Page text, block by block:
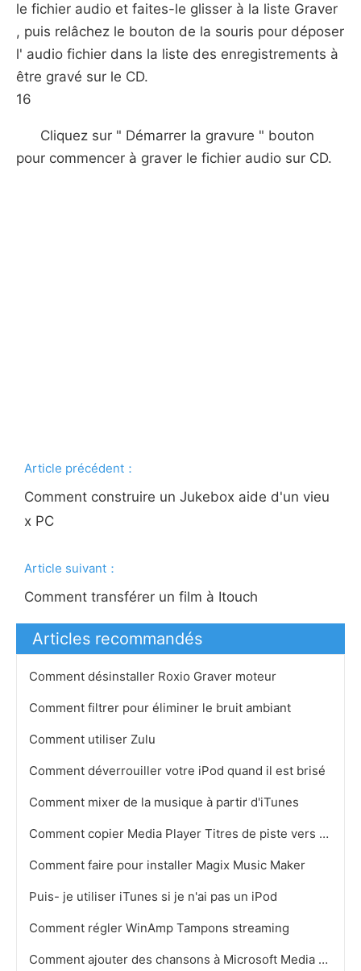
le fichier audio et faites-le glisser à la liste Graver
, puis relâchez le bouton de la souris pour déposer
l' audio fichier dans la liste des enregistrements à
être gravé sur le CD.
16
Cliquez sur " Démarrer la gravure " bouton
pour commencer à graver le fichier audio sur CD.
Article précédent：
Comment construire un Jukebox aide d'un vieu
x PC
Article suivant：
Comment transférer un film à Itouch
Articles recommandés
Comment désinstaller Roxio Graver moteur
Comment filtrer pour éliminer le bruit ambiant
Comment utiliser Zulu
Comment déverrouiller votre iPod quand il est brisé
Comment mixer de la musique à partir d'iTunes
Comment copier Media Player Titres de piste vers Excel
Comment faire pour installer Magix Music Maker
Puis- je utiliser iTunes si je n'ai pas un iPod
Comment régler WinAmp Tampons streaming
Comment ajouter des chansons à Microsoft Media Player